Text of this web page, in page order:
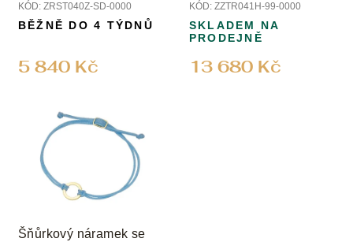
KÓD: ZRST040Z-SD-0000
5 840 Kč
BĚŽNĚ DO 4 TÝDNŮ
KÓD: ZZTR041H-99-0000
13 680 Kč
SKLADEM NA
PRODEJNĚ
Šňůrkový náramek se